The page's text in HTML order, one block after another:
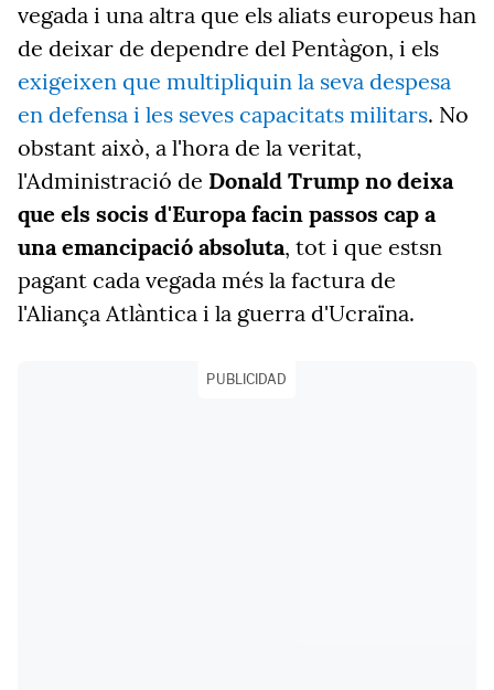
vegada i una altra que els aliats europeus han
de deixar de dependre del Pentàgon, i els
exigeixen que multipliquin la seva despesa
en defensa i les seves capacitats militars. No
obstant això, a l'hora de la veritat,
l'Administració de Donald Trump no deixa
que els socis d'Europa facin passos cap a
una emancipació absoluta, tot i que estsn
pagant cada vegada més la factura de
l'Aliança Atlàntica i la guerra d'Ucraïna.
PUBLICIDAD